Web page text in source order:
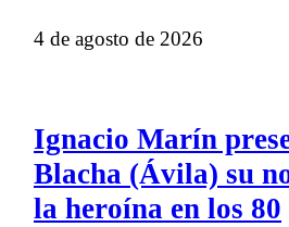
4 de agosto de 2026
Ignacio Marín
Blacha (Ávila) su
la heroína en los 80